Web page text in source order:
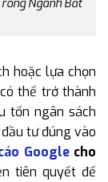
Ngành Bất
hoặc lựa chọn
thể trở thành
tốn ngân sách
tư đúng vào
Googlecho
tiên quyết để